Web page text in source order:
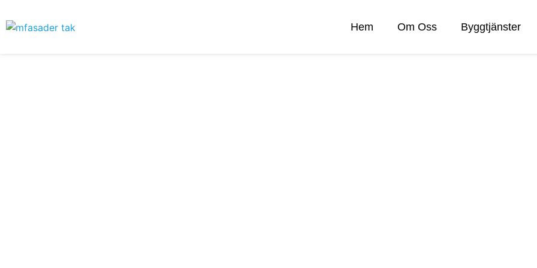
Hem Om Oss Byggtjänster